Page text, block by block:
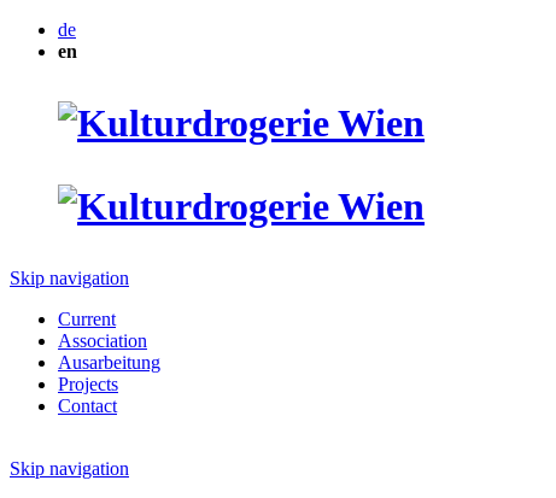
de
en
Skip navigation
Current
Association
Ausarbeitung
Projects
Contact
Skip navigation